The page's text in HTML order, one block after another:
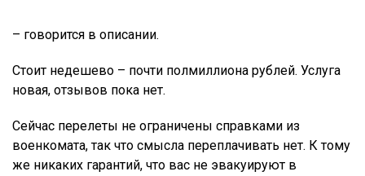
– говорится в описании.
Стоит недешево – почти полмиллиона рублей. Услуга
новая, отзывов пока нет.
Сейчас перелеты не ограничены справками из
военкомата, так что смысла переплачивать нет. К тому
же никаких гарантий, что вас не эвакуируют в